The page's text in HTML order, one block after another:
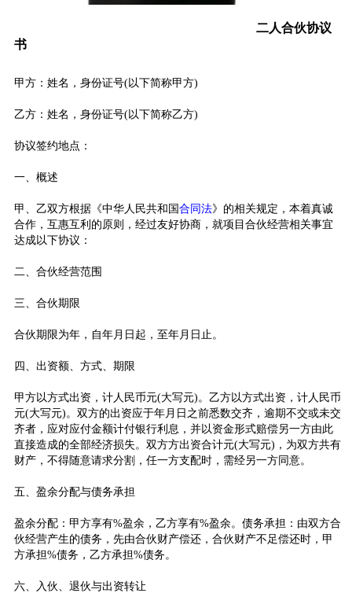
二人合伙协议
书
甲方：姓名，身份证号(以下简称甲方)
乙方：姓名，身份证号(以下简称乙方)
协议签约地点：
一、概述
甲、乙双方根据《中华人民共和国 合同法》的相关规定，本着真诚
合作，互惠互利的原则，经过友好协商，就项目合伙经营相关事宜
达成以下协议：
二、合伙经营范围
三、合伙期限
合伙期限为年，自年月日起，至年月日止。
四、出资额、方式、期限
甲方以方式出资，计人民币元(大写元)。乙方以方式出资，计人民币
元(大写元)。双方的出资应于年月日之前悉数交齐，逾期不交或未交
齐者，应对应付金额计付银行利息，并以资金形式赔偿另一方由此
直接造成的全部经济损失。双方方出资合计元(大写元)，为双方共有
财产，不得随意请求分割，任一方支配时，需经另一方同意。
五、盈余分配与债务承担
盈余分配：甲方享有%盈余，乙方享有%盈余。债务承担：由双方合
伙经营产生的债务，先由合伙财产偿还，合伙财产不足偿还时，甲
方承担%债务，乙方承担%债务。
六、入伙、退伙与出资转让